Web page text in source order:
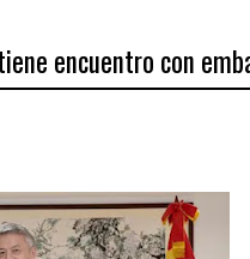
encuentro con